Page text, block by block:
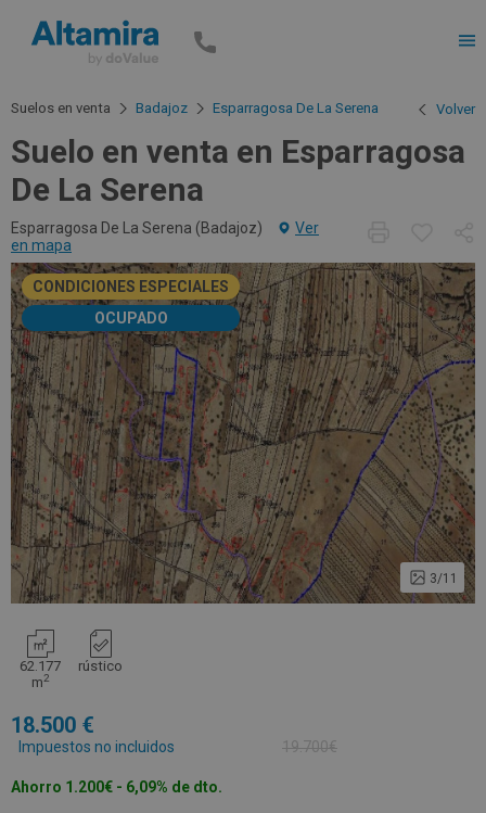
Suelos en venta Badajoz Esparragosa De La Serena Volver
Suelo en venta en Esparragosa
De La Serena
Esparragosa De La Serena (Badajoz)
Ver
en mapa
CONDICIONES ESPECIALES
OCUPADO
3/11
62.177
m2
rústico
18.500
Impuestos no incluidos 19.700€
Ahorro 1.200€ - 6,09% de dto.